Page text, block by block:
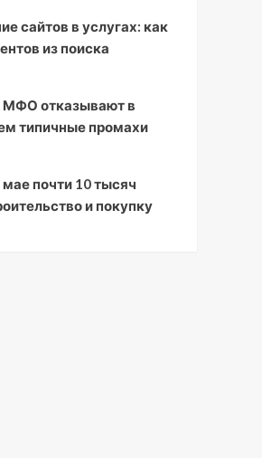
сайтов в услугах: как
из поиска
МФО отказывают в
типичные промахи
почти 10 тысяч
и покупку